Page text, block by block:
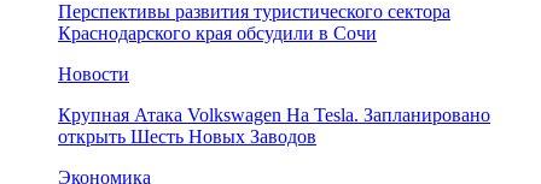
Перспективы развития туристического сектора
Краснодарского края обсудили в Сочи
Новости
Крупная Атака Volkswagen На Tesla. Запланировано
открыть Шесть Новых Заводов
Экономика